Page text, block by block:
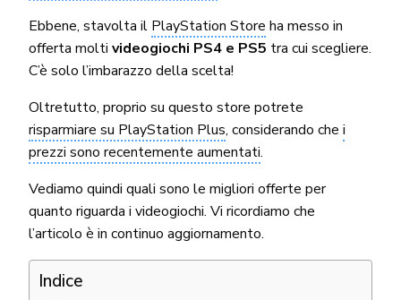
Ebbene, stavolta il PlayStation Store ha messo in
offerta molti videogiochi PS4 e PS5 tra cui scegliere.
C’è solo l’imbarazzo della scelta!
Oltretutto, proprio su questo store potrete
risparmiare su PlayStation Plus, considerando chei
prezzi sono recentemente aumentati.
Vediamo quindi quali sono le migliori offerte per
quanto riguarda i videogiochi. Vi ricordiamo che
l’articolo è in continuo aggiornamento.
Indice